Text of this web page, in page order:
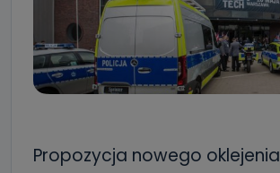
Propozycja nowego oklejenia